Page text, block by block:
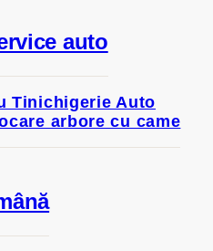
auto
Tinichigerie Auto
arbore cu came